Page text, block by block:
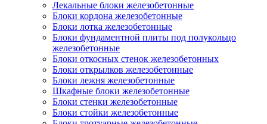
Лекальные блоки железобетонные
Блоки кордона железобетонные
Блоки лотка железобетонные
Блоки фундаментной плиты под полукольцо
железобетонные
Блоки откосных стенок железобетонных
Блоки открылков железобетонные
Блоки лежня железобетонные
Шкафные блоки железобетонные
Блоки стенки железобетонные
Блоки стойки железобетонные